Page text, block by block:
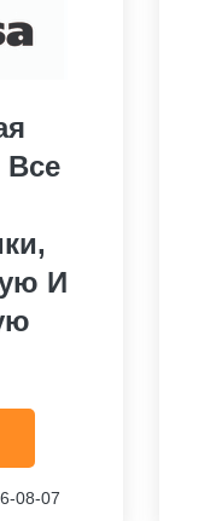
Все
И
08-07